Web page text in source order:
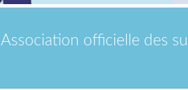
Association officielle des